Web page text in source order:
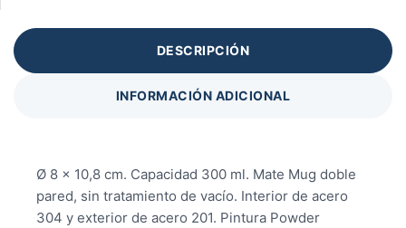
DESCRIPCIÓN
INFORMACIÓN ADICIONAL
Ø 8 x 10,8 cm. Capacidad 300 ml. Mate Mug doble
pared, sin tratamiento de vacío. Interior de acero
304 y exterior de acero 201. Pintura Powder